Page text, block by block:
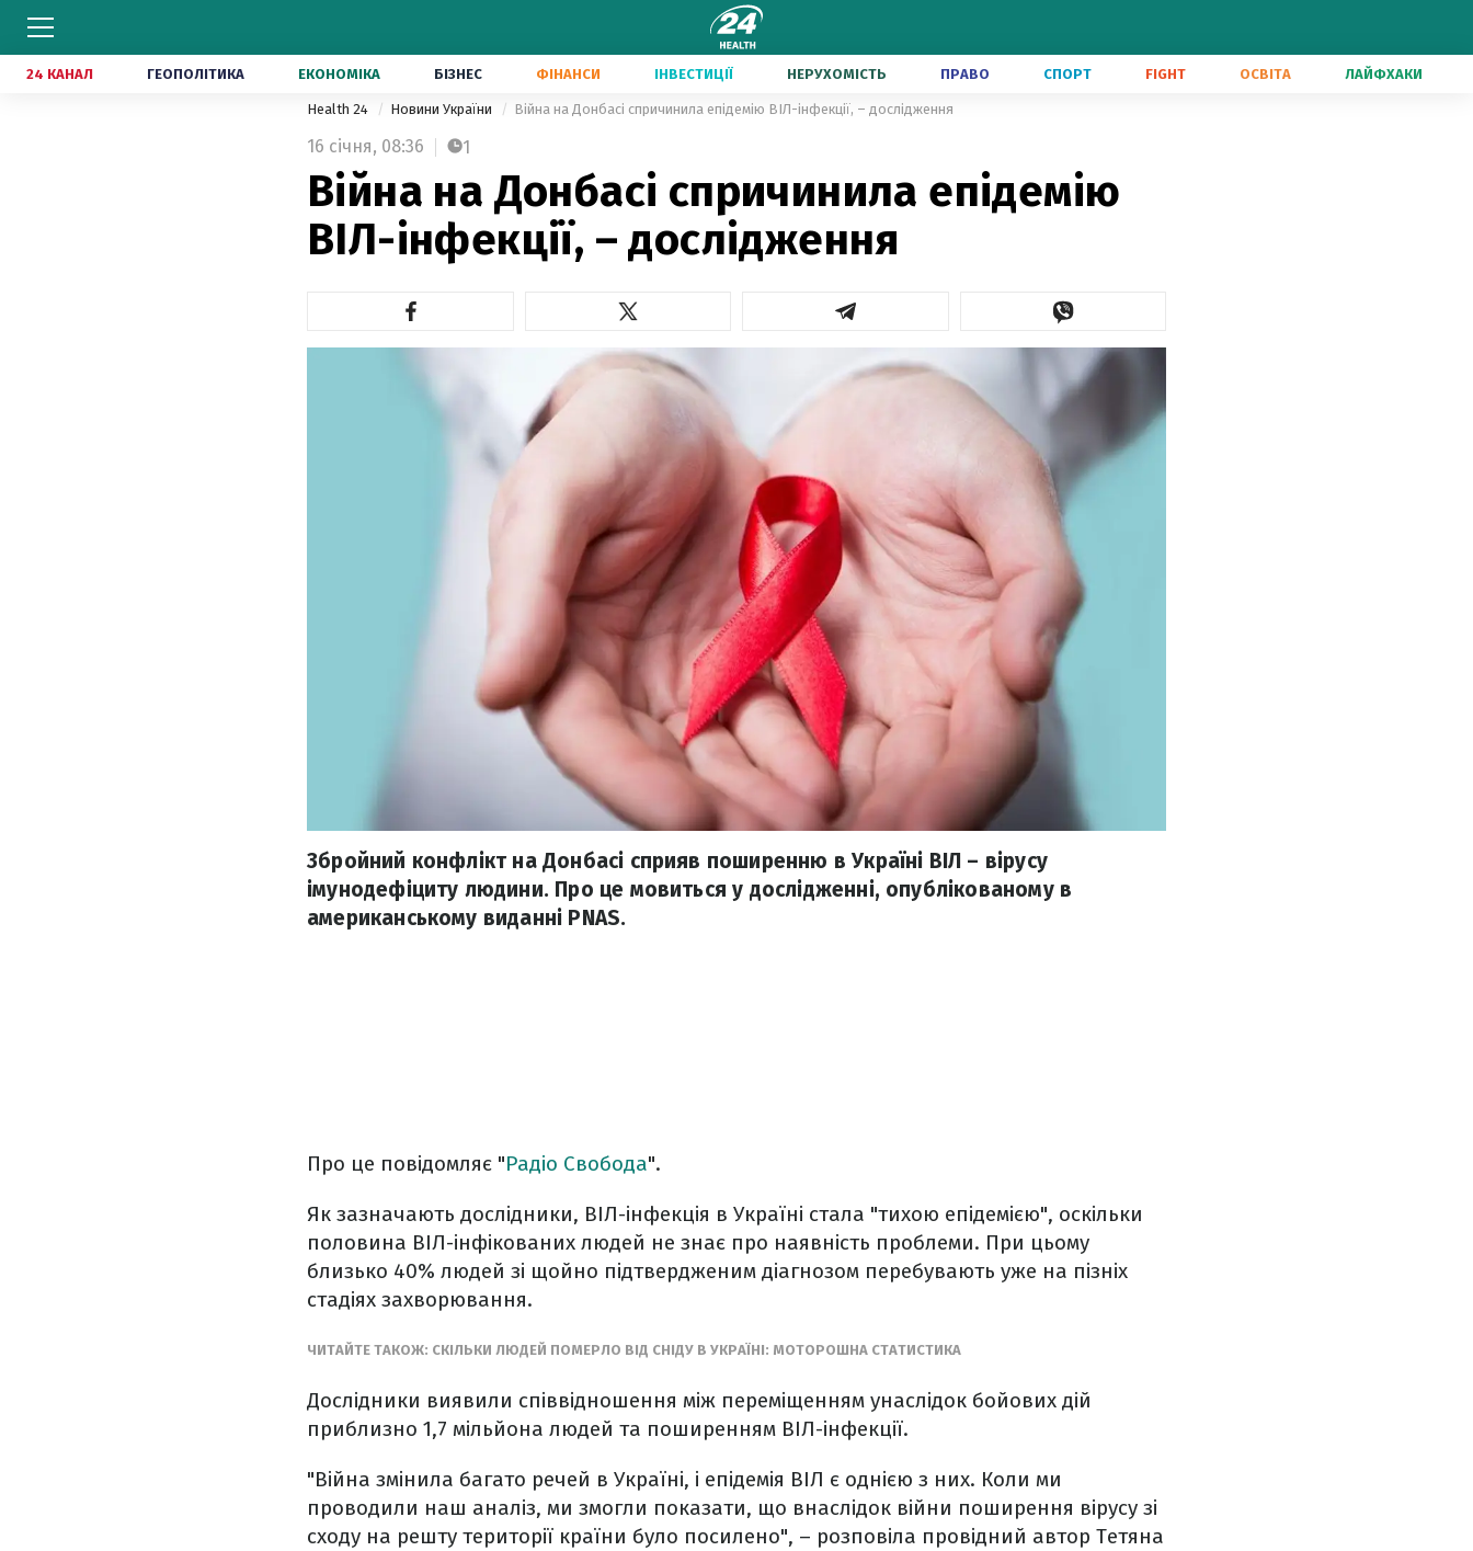
24 КАНАЛ ГЕОПОЛІТИКА ЕКОНОМІКА БІЗНЕС ФІНАНСИ ІНВЕСТИЦІЇ НЕРУХОМІСТЬ ПРАВО СПОРТ FIGHT ОСВІТА ЛАЙФХАКИ
Health 24 Новини України Війна на Донбасі спричинила епідемію ВІЛ-інфекції, – дослідження
16 січня, 08:36 1
Війна на Донбасі спричинила епідемію
ВІЛ-інфекції, – дослідження
Збройний конфлікт на Донбасі сприяв поширенню в Україні ВІЛ – вірусу
імунодефіциту людини. Про це мовиться у дослідженні, опублікованому в
американському виданні PNAS.
Про це повідомляє "Радіо Свобода".
Як зазначають дослідники, ВІЛ-інфекція в Україні стала "тихою епідемією", оскільки
половина ВІЛ-інфікованих людей не знає про наявність проблеми. При цьому
близько 40% людей зі щойно підтвердженим діагнозом перебувають уже на пізніх
стадіях захворювання.
ЧИТАЙТЕ ТАКОЖ: СКІЛЬКИ ЛЮДЕЙ ПОМЕРЛО ВІД СНІДУ В УКРАЇНІ: МОТОРОШНА СТАТИСТИКА
Дослідники виявили співвідношення між переміщенням унаслідок бойових дій
приблизно 1,7 мільйона людей та поширенням ВІЛ-інфекції.
"Війна змінила багато речей в Україні, і епідемія ВІЛ є однією з них. Коли ми
проводили наш аналіз, ми змогли показати, що внаслідок війни поширення вірусу зі
сходу на решту території країни було посилено", – розповіла провідний автор Тетяна